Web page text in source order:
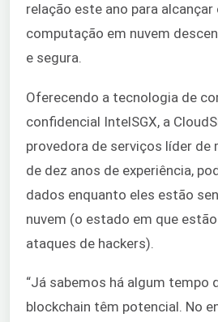
relação este ano para
computação em nuvem
e segura.
Oferecendo a tecnologia de
confidencial IntelSGX, a
provedora de serviços líder de
de dez anos de experiência,
dados enquanto eles estão
nuvem (o estado em que
ataques de hackers).
“Já sabemos há algum tempo
blockchain têm potencial. No